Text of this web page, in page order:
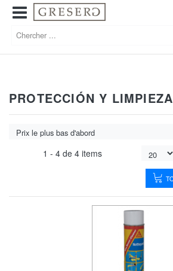
PROTECCIÓN Y LIMPIEZA
1 -4de4 items